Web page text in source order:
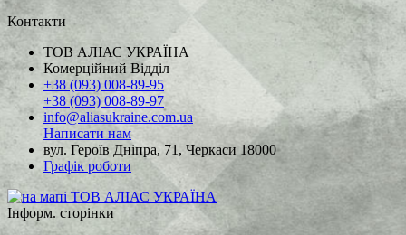
Контакти
ТОВ АЛІАС УКРАЇНА
Комерційний Відділ
+38 (093) 008-89-95
+38 (093) 008-89-97
info@aliasukraine.com.ua
Написати нам
вул. Героїв Дніпра, 71, Черкаси 18000
Графік роботи
Інформ. сторінки